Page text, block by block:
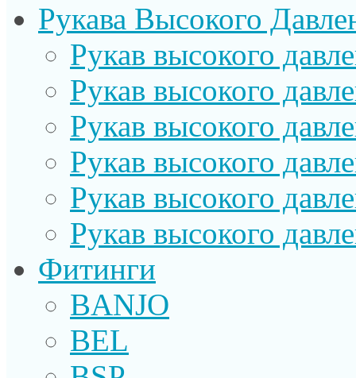
Рукава Высокого
Рукав выcокого
Рукав высокого
Рукав высокого
Рукав высокого
Рукав высокого
Рукав высокого
Фитинги
BANJO
BEL